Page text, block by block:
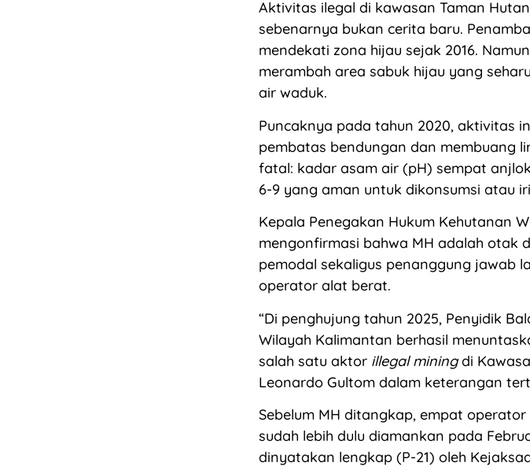
Aktivitas ilegal di kawasan Taman
sebenarnya bukan cerita baru.
mendekati zona hijau sejak 2016.
merambah area sabuk hijau yang
air waduk.
Puncaknya pada tahun 2020, aktivitas
pembatas bendungan dan membuang
fatal: kadar asam air (pH) sempat
6-9 yang aman untuk dikonsumsi atau
Kepala Penegakan Hukum Kehutanan
mengonfirmasi bahwa MH adalah otak
pemodal sekaligus penanggung jawab
operator alat berat.
“Di penghujung tahun 2025, Penyidik
Wilayah Kalimantan berhasil
salah satu aktor illegal miningdi
Leonardo Gultom dalam keterangan
Sebelum MH ditangkap, empat
sudah lebih dulu diamankan pada
dinyatakan lengkap (P-21) oleh